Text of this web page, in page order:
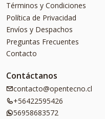
Términos y Condiciones
Política de Privacidad
Envíos y Despachos
Preguntas Frecuentes
Contacto
Contáctanos
contacto@opentecno.cl
+56422595426
56958683572